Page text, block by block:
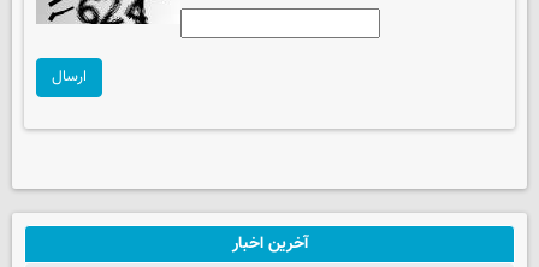
ارسال
آخرین اخبار